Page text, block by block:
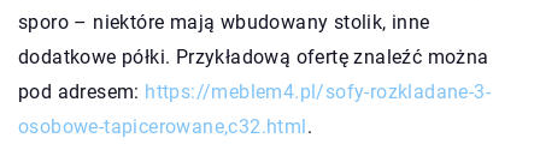
sporo – niektóre mają wbudowany stolik, inne
dodatkowe półki. Przykładową ofertę znaleźć można
pod adresem: https://meblem4.pl/sofy-rozkladane-3-
osobowe-tapicerowane,c32.html.